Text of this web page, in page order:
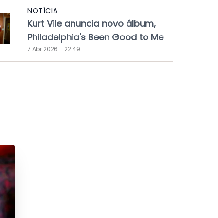
NOTÍCIA
Kurt Vile anuncia novo álbum,
Philadelphia's Been Good to Me
7 Abr 2026 - 22:49